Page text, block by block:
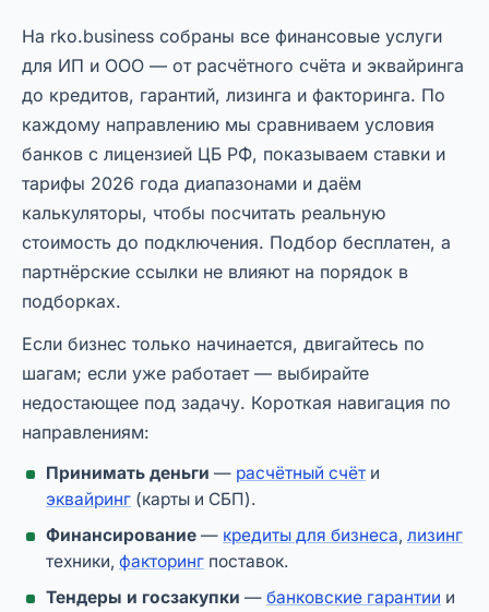
На rko.business собраны все финансовые услуги
для ИП и ООО — от расчётного счёта и эквайринга
до кредитов, гарантий, лизинга и факторинга. По
каждому направлению мы сравниваем условия
банков с лицензией ЦБ РФ, показываем ставки и
тарифы 2026 года диапазонами и даём
калькуляторы, чтобы посчитать реальную
стоимость до подключения. Подбор бесплатен, а
партнёрские ссылки не влияют на порядок в
подборках.
Если бизнес только начинается, двигайтесь по
шагам; если уже работает — выбирайте
недостающее под задачу. Короткая навигация по
направлениям:
Принимать деньги — расчётный счёт и
эквайринг (карты и СБП).
Финансирование — кредиты для бизнеса, лизинг
техники, факторинг поставок.
Тендеры и госзакупки — банковские гарантии и